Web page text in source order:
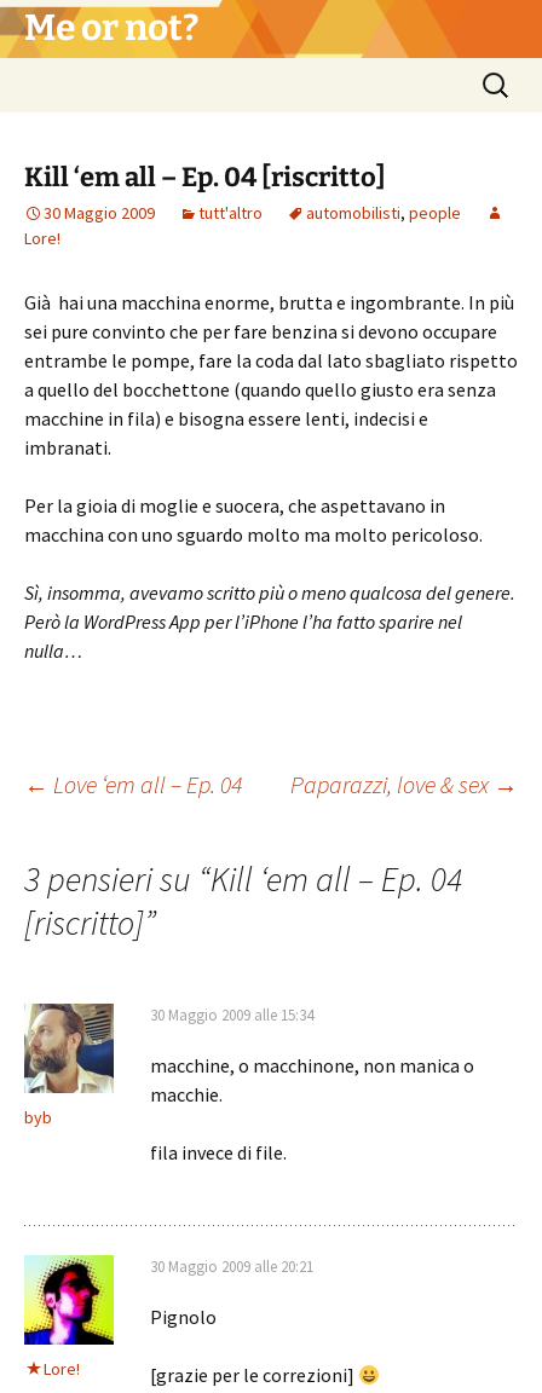
Vai
al Me or not?
Ricerca
per:
Kill ‘em all – Ep. 04 [riscritto]
30 Maggio 2009 tutt'altro automobilisti, people
Lore!
Già hai una macchina enorme, brutta e ingombrante. In più
sei pure convinto che per fare benzina si devono occupare
entrambe le pompe, fare la coda dal lato sbagliato rispetto
a quello del bocchettone (quando quello giusto era senza
macchine in fila) e bisogna essere lenti, indecisi e
imbranati.
Per la gioia di moglie e suocera, che aspettavano in
macchina con uno sguardo molto ma molto pericoloso.
Sì, insomma, avevamo scritto più o meno qualcosa del genere.
Però la WordPress App per l’iPhone l’ha fatto sparire nel
nulla…
Navigazione
articolo
← Love ‘em all – Ep. 04 Paparazzi, love & sex →
3 pensieri su “Kill ‘em all – Ep. 04
[riscritto]”
byb
30 Maggio 2009 alle 15:34
macchine, o macchinone, non manica o
macchie.
fila invece di file.
Lore!
30 Maggio 2009 alle 20:21
Pignolo
[grazie per le correzioni]